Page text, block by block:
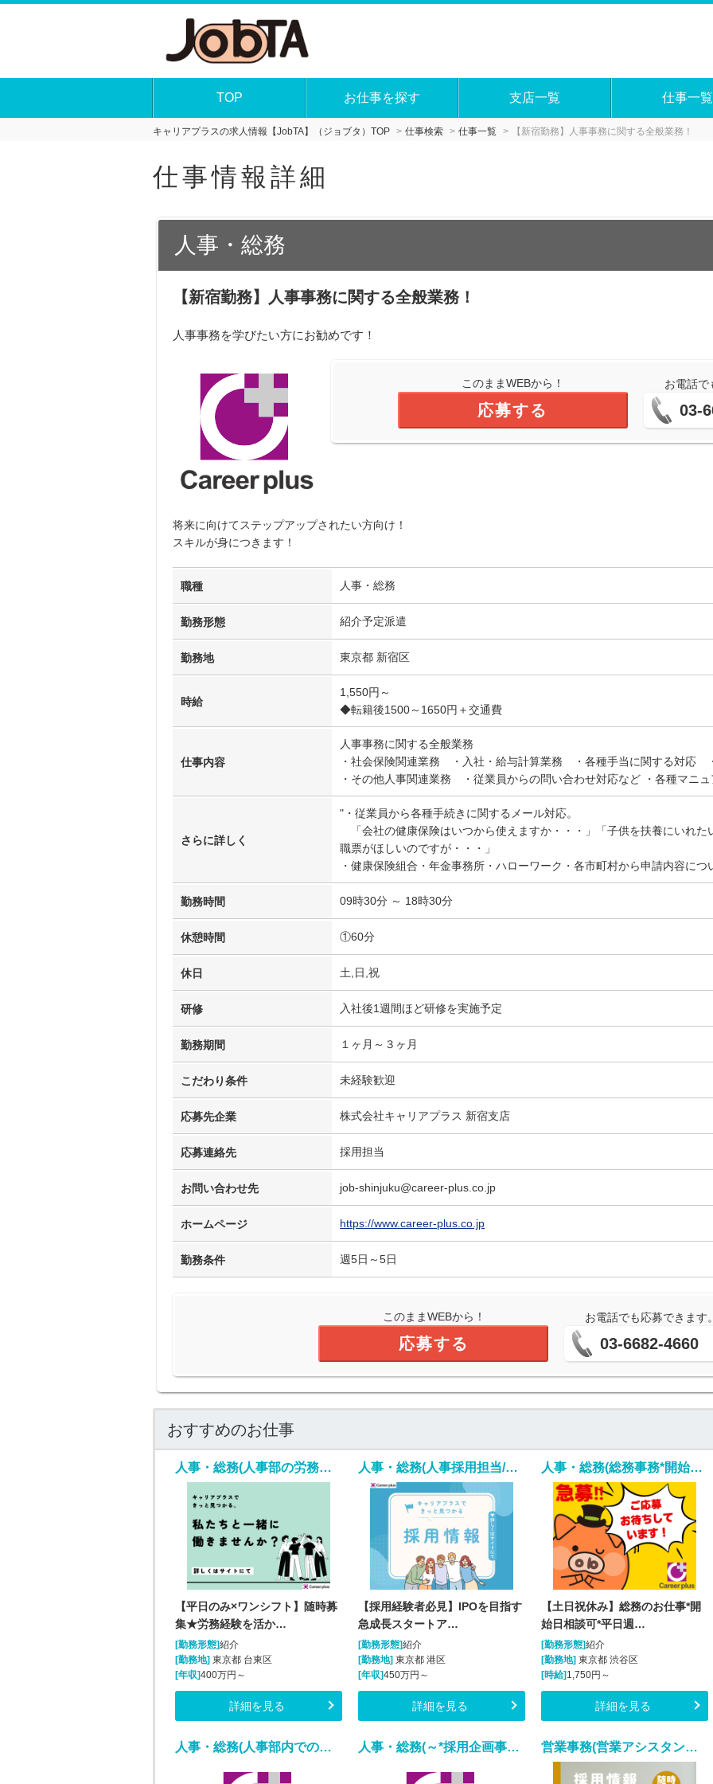
TOP お仕事を探す 支店一覧 仕事一覧
キャリアプラスの求人情報【JobTA】（ジョブタ）TOP 仕事検索 仕事一覧 【新宿勤務】人事事務に関する全般業務！
仕事情報詳細
人事・総務
【新宿勤務】人事事務に関する全般業務！
人事事務を学びたい方にお勧めです！
このままWEBから！
応募する
お電話で
03-
将来に向けてステップアップされたい方向け！
スキルが身につきます！
職種 人事・総務
勤務形態 紹介予定派遣
勤務地 東京都 新宿区
時給
1,550円～
◆転籍後1500～1650円＋交通費
仕事内容
人事事務に関する全般業務
・社会保険関連業務 ・入社・給与計算業務 ・各種手当に関する対応
・その他人事関連業務 ・従業員からの問い合わせ対応など ・各種マニ
さらに詳しく
"・従業員から各種手続きに関するメール対応。
「会社の健康保険はいつから使えますか・・・」「子供を扶養にいれた
職票がほしいのですが・・・」
・健康保険組合・年金事務所・ハローワーク・各市町村から申請内容に
勤務時間 09時30分 ～ 18時30分
休憩時間 ①60分
休日 土,日,祝
研修 入社後1週間ほど研修を実施予定
勤務期間 １ヶ月～３ヶ月
こだわり条件 未経験歓迎
応募先企業 株式会社キャリアプラス 新宿支店
応募連絡先 採用担当
お問い合わせ先 job-shinjuku@career-plus.co.jp
ホームページ https://www.career-plus.co.jp
勤務条件 週5日～5日
このままWEBから！
応募する
お電話でも応募できます
03-6682-4660
おすすめのお仕事
人事・総務(人事部の労務担当/随時～/平日のみ週5日)
【平日のみ×ワンシフト】随時募
集★労務経験を活か…
[勤務形態]紹介
[勤務地] 東京都 台東区
[年収]400万円～
詳細を見る
人事・総務(人事採用担当/正社員)
【採用経験者必見】IPOを目指す
急成長スタートア…
[勤務形態]紹介
[勤務地] 東京都 港区
[年収]450万円～
詳細を見る
人事・総務(総務事務*開始日応相談～長期*平日週4～5日)
【土日祝休み】総務のお仕事*開
始日相談可*平日週…
[勤務形態]紹介
[勤務地] 東京都 渋谷区
[時給] 1,750円～
詳細を見る
人事・総務(人事部内での採用アシスタント業務) 人事・総務(～*採用企画事務*平日週5日9:30-18:30) 営業事務(営業アシスタント/入社日応相談)